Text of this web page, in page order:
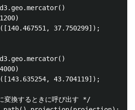
37.750299]);
43.704119]);
変換するときに呼び出す */